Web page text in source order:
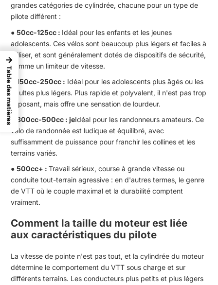
grandes catégories de cylindrée, chacune pour un type de
pilote différent :
●50cc-125cc : Idéal pour les enfants et les jeunes
adolescents. Ces vélos sont beaucoup plus légers et faciles à
utiliser, et sont généralement dotés de dispositifs de sécurité,
comme un limiteur de vitesse.
●
150cc-250cc : Idéal pour les adolescents plus âgés ou les
adultes plus légers. Plus rapide et polyvalent, il n'est pas trop
imposant, mais offre une sensation de lourdeur.
300cc-500cc : jeIdéal pour les randonneurs amateurs. Ce
vélo de randonnée est ludique et équilibré, avec
suffisamment de puissance pour franchir les collines et les
terrains variés.
●500cc+ :Travail sérieux, course à grande vitesse ou
conduite tout-terrain agressive : en d'autres termes, le genre
de VTT où le couple maximal et la durabilité comptent
vraiment.
Comment la taille du moteur est liée
aux caractéristiques du pilote
La vitesse de pointe n'est pas tout, et la cylindrée du moteur
détermine le comportement du VTT sous charge et sur
différents terrains. Les conducteurs plus petits et plus légers
→
Table des matières